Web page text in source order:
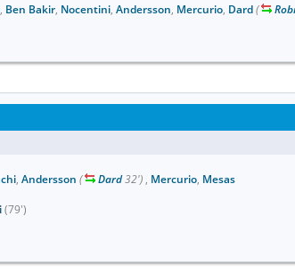
, Ben Bakir, Nocentini, Andersson, Mercurio, Dard(
, Andersson ( Dard32') , Mercurio, Mesas
(79')